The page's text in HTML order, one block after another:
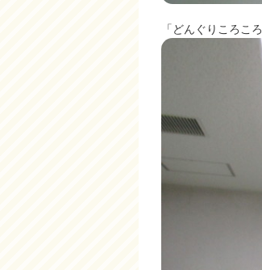
「どんぐりころこ